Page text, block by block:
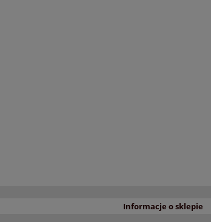
Informacje o sklepie